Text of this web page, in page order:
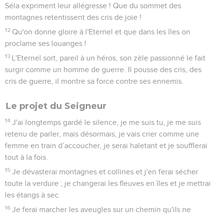
Séla expriment leur allégresse ! Que du sommet des
montagnes retentissent des cris de joie !
12 Qu'on donne gloire à l'Eternel et que dans les îles on
proclame ses louanges !
13 L'Eternel sort, pareil à un héros, son zèle passionné le fait
surgir comme un homme de guerre. Il pousse des cris, des
cris de guerre, il montre sa force contre ses ennemis.
Le projet du Seigneur
14 J'ai longtemps gardé le silence, je me suis tu, je me suis
retenu de parler, mais désormais, je vais crier comme une
femme en train d’accoucher, je serai haletant et je soufflerai
tout à la fois.
15 Je dévasterai montagnes et collines et j'en ferai sécher
toute la verdure ; je changerai les fleuves en îles et je mettrai
les étangs à sec.
16 Je ferai marcher les aveugles sur un chemin qu'ils ne